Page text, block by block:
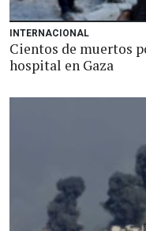
INTERNACIONAL
Cientos de muertos
hospital en Gaza